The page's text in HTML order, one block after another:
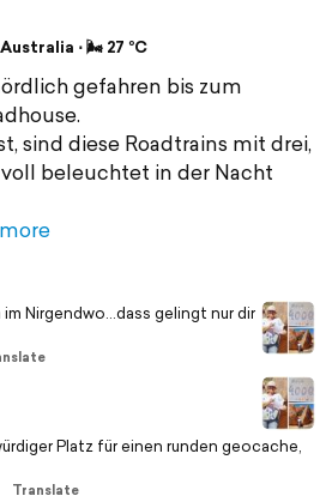
⋅ 🌬 27 °C
gefahren bis zum
sind diese Roadtrains mit drei,
beleuchtet in der Nacht
Nirgendwo...dass gelingt nur dir
Platz für einen runden geocache,
Translate